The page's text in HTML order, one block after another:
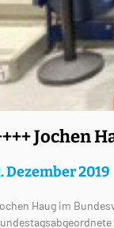
Jochen
Dezember 2019
Haug im